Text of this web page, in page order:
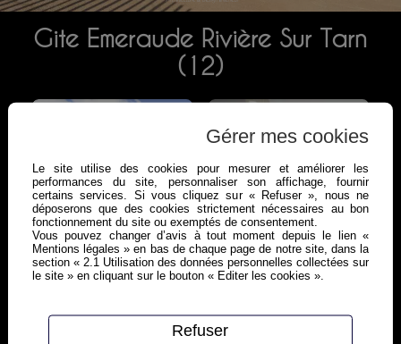
Gite Emeraude Rivière Sur Tarn
(12)
Gérer mes cookies
Le site utilise des cookies pour mesurer et améliorer les
performances du site, personnaliser son affichage, fournir
certains services. Si vous cliquez sur « Refuser », nous ne
déposerons que des cookies strictement nécessaires au bon
fonctionnement du site ou exemptés de consentement.
Vous pouvez changer d’avis à tout moment depuis le lien «
Mentions légales » en bas de chaque page de notre site, dans la
section « 2.1 Utilisation des données personnelles collectées sur
le site » en cliquant sur le bouton « Editer les cookies ».
Refuser